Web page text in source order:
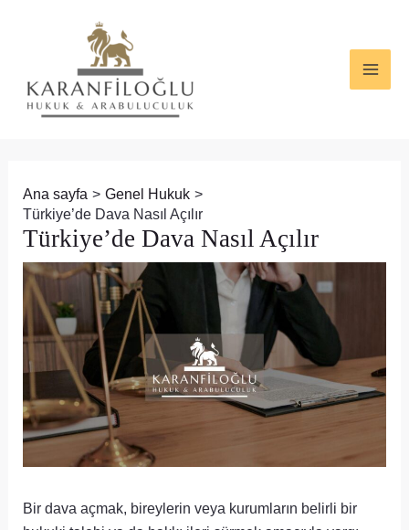
Ana sayfa
Genel Hukuk
Türkiye’de Dava Nasıl Açılır
Türkiye’de Dava Nasıl Açılır
Bir dava açmak, bireylerin veya kurumların belirli bir